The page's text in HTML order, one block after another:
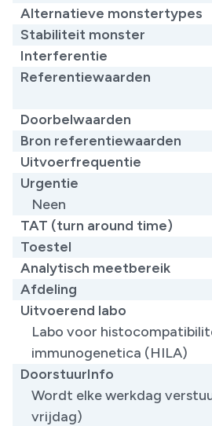
Alternatieve monstertypes
Stabiliteit monster
Interferentie
Referentiewaarden
Doorbelwaarden
Bron referentiewaarden
Uitvoerfrequentie
Urgentie
Neen
TAT (turn around time)
Toestel
Analytisch meetbereik
Afdeling
Uitvoerend labo
Labo voor
immunogenetica (HILA)
DoorstuurInfo
Wordt elke werkdag
vrijdag)